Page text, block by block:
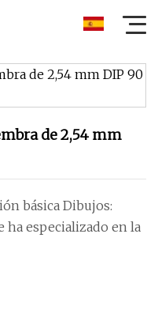
de 2,54 mm
básica Dibujos:
ha especializado en la